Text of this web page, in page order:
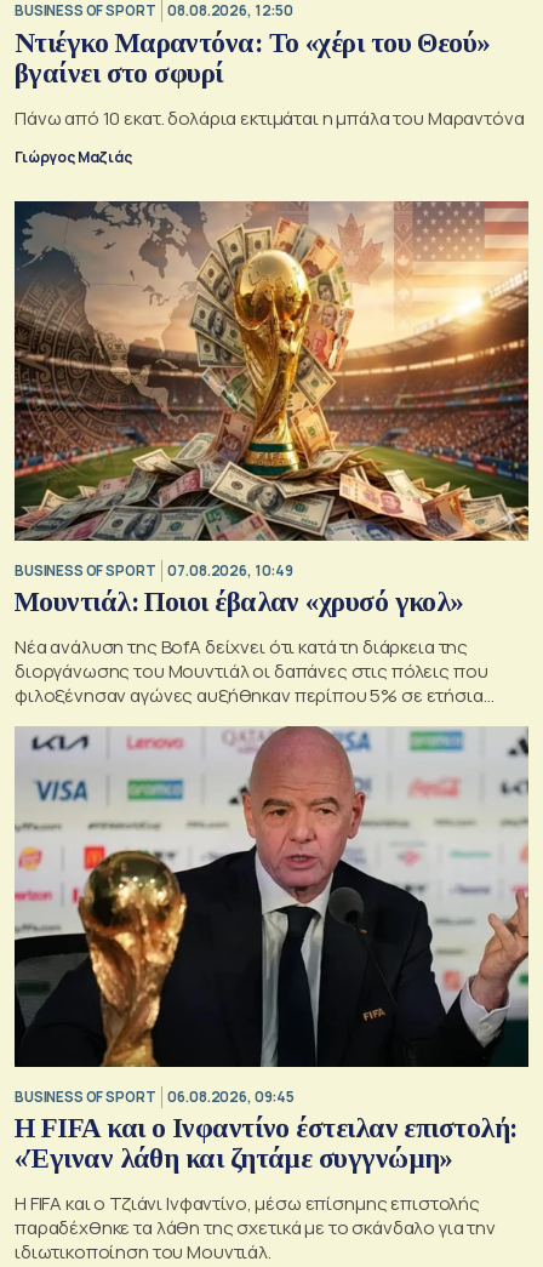
BUSINESS OF SPORT 08.08.2026, 12:50
Ντιέγκο Μαραντόνα: Το «χέρι του Θεού»
βγαίνει στο σφυρί
Πάνω από 10 εκατ. δολάρια εκτιμάται η μπάλα του Μαραντόνα
Γιώργος Μαζιάς
BUSINESS OF SPORT 07.08.2026, 10:49
Μουντιάλ: Ποιοι έβαλαν «χρυσό γκολ»
Νέα ανάλυση της BofA δείχνει ότι κατά τη διάρκεια της
διοργάνωσης του Μουντιάλ οι δαπάνες στις πόλεις που
φιλοξένησαν αγώνες αυξήθηκαν περίπου 5% σε ετήσια
βάση
BUSINESS OF SPORT 06.08.2026, 09:45
Η FIFA και ο Ινφαντίνο έστειλαν επιστολή:
«Έγιναν λάθη και ζητάμε συγγνώμη»
Η FIFA και ο Τζιάνι Ινφαντίνο, μέσω επίσημης επιστολής
παραδέχθηκε τα λάθη της σχετικά με το σκάνδαλο για την
ιδιωτικοποίηση του Μουντιάλ.